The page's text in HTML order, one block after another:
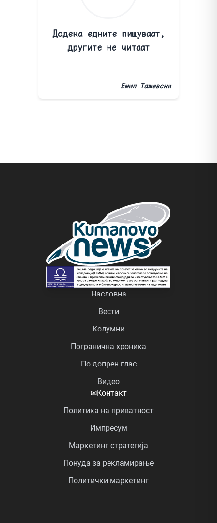
Додека едните пишуваат,
другите не читаат
Емил Ташевски
Насловна
Вести
Колумни
Погранична хроника
По допрен глас
Видео
✉Контакт
Политика на приватност
Импресум
Маркетинг стратегија
Понуда за рекламирање
Политички маркетинг